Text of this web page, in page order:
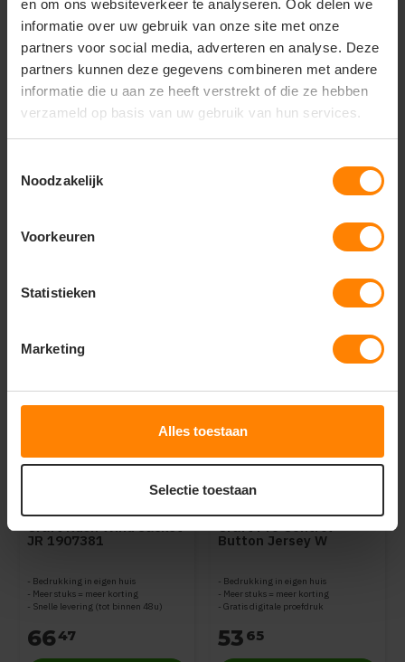
en om ons websiteverkeer te analyseren. Ook delen we
informatie over uw gebruik van onze site met onze
partners voor social media, adverteren en analyse. Deze
partners kunnen deze gegevens combineren met andere
informatie die u aan ze heeft verstrekt of die ze hebben
verzameld op basis van uw gebruik van hun services.
Noodzakelijk
Voorkeuren
Statistieken
Marketing
Alles toestaan
Selectie toestaan
Vragen? Neem contact
op met onze
klantenservice
call +31(0)418 511 972
mail
store Bezoek onze showroom:
Dit vind je misschien ook leuk
Craft Rush Wind Jacket
JR 1907381
Bedrukking in eigen huis
Meer stuks = meer korting
Snelle levering (tot binnen 48u)
6647
Craft Pro Control
Button Jersey W
Bedrukking in eigen huis
Meer stuks = meer korting
Gratis digitale proefdruk
53 65